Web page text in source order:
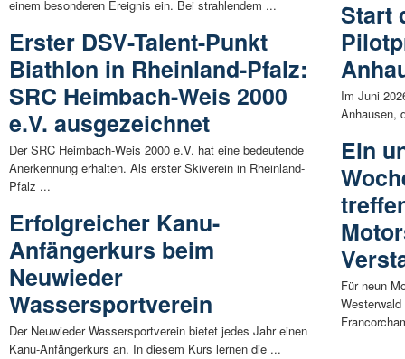
einem besonderen Ereignis ein. Bei strahlendem ...
Erster DSV-Talent-Punkt
Biathlon in Rheinland-Pfalz:
SRC Heimbach-Weis 2000
e.V. ausgezeichnet
Der SRC Heimbach-Weis 2000 e.V. hat eine bedeutende
Anerkennung erhalten. Als erster Skiverein in Rheinland-
Pfalz ...
Erfolgreicher Kanu-
Anfängerkurs beim
Neuwieder
Wassersportverein
Der Neuwieder Wassersportverein bietet jedes Jahr einen
Kanu-Anfängerkurs an. In diesem Kurs lernen die ...
Start
Im Juni
Anhausen,
Ein
Für neun